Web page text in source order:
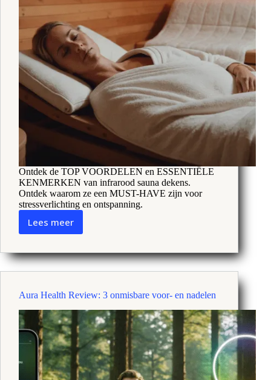
Ontdek de TOP VOORDELEN en ESSENTIËLE
KENMERKEN van infrarood sauna dekens.
Ontdek waarom ze een MUST-HAVE zijn voor
stressverlichting en ontspanning.
Lees meer
Ontdek
6
belangrijkste
voordelen
infrarood
sauna
dekens
Aura Health Review: 3 onmisbare voor- en nadelen